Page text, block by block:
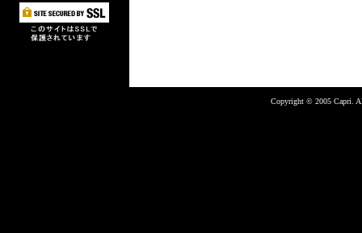
Copyright © 2005 Capri.